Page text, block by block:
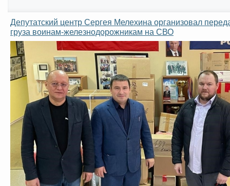
Депутатский центр Сергея Мелехина организовал
груза воинам-железнодорожникам на СВО